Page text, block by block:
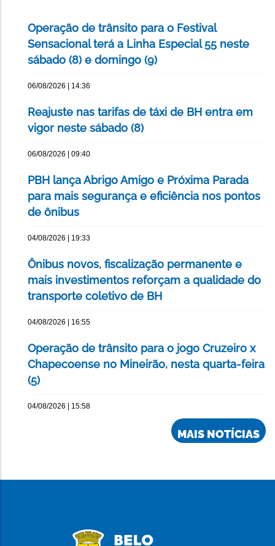
Operação de trânsito para o Festival
Sensacional terá a Linha Especial 55 neste
sábado (8) e domingo (9)
06/08/2026 | 14:36
Reajuste nas tarifas de táxi de BH entra em
vigor neste sábado (8)
06/08/2026 | 09:40
PBH lança Abrigo Amigo e Próxima Parada
para mais segurança e eficiência nos pontos
de ônibus
04/08/2026 | 19:33
Ônibus novos, fiscalização permanente e
mais investimentos reforçam a qualidade do
transporte coletivo de BH
04/08/2026 | 16:55
Operação de trânsito para o jogo Cruzeiro x
Chapecoense no Mineirão, nesta quarta-feira
(5)
04/08/2026 | 15:58
MAIS NOTÍCIAS